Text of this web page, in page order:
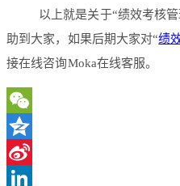
以上就是关于“绩效考核
助到大家，如果后期大家对“绩
接在线咨询Moka在线客服。
WeChat
Qzone
Sina